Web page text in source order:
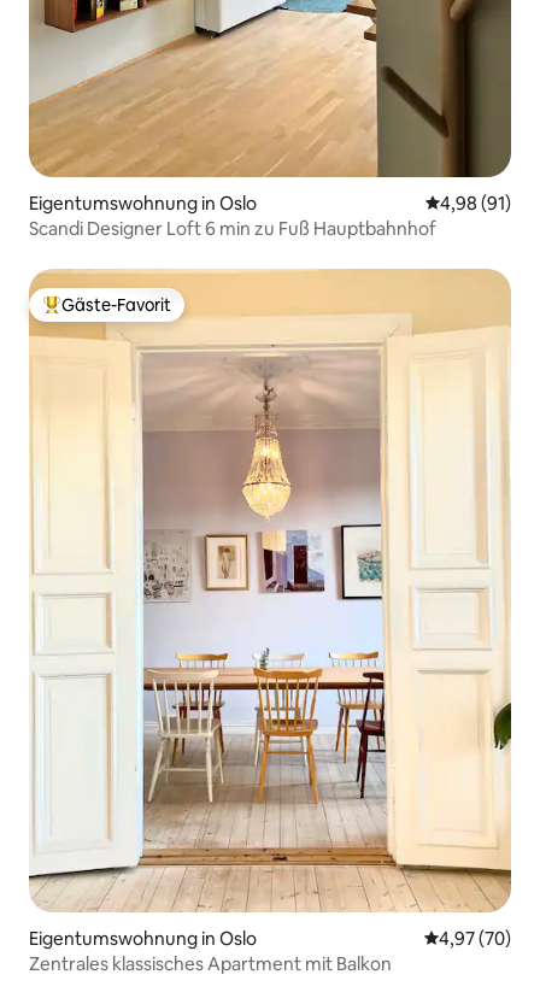
Eigentumswohnung in Oslo
4,98 (91)
Scandi Designer Loft 6 min zu Fuß Hauptbahnhof
Beliebter Gäste-Favorit.
Gäste-Favorit
Eigentumswohnung in Oslo
4,97 (70)
Zentrales klassisches Apartment mit Balkon